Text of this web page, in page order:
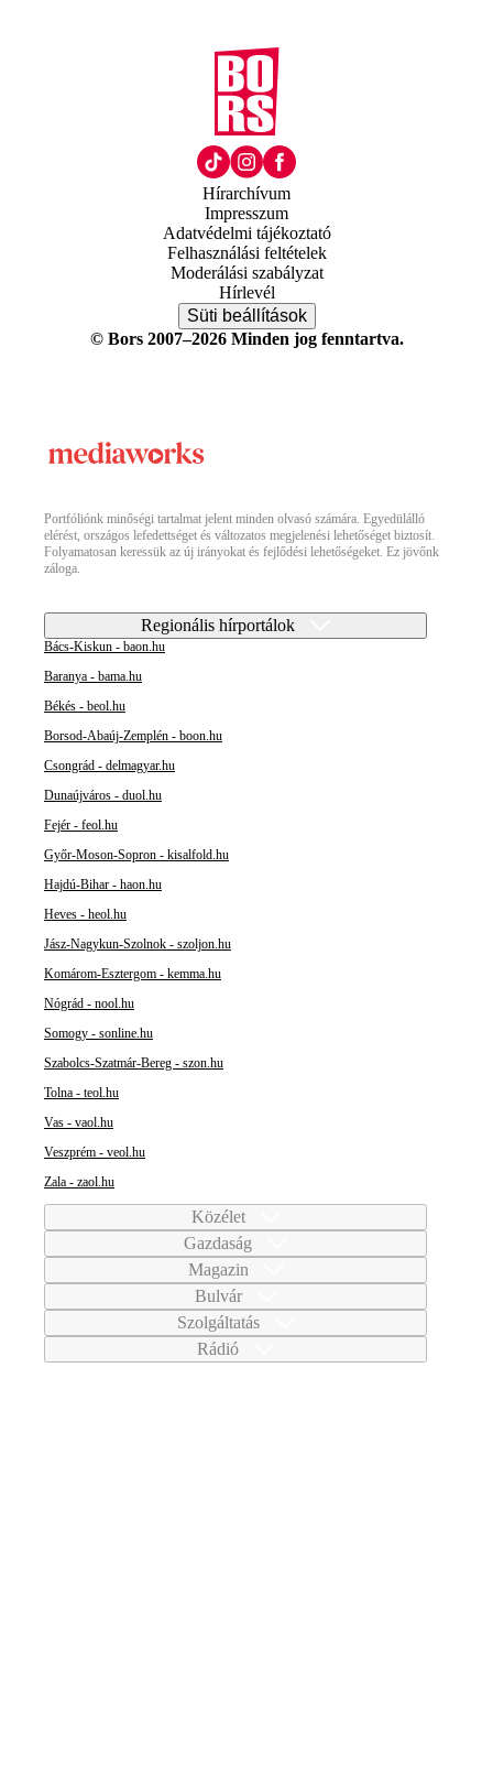
Hírarchívum
Impresszum
Adatvédelmi tájékoztató
Felhasználási feltételek
Moderálási szabályzat
Hírlevél
Süti beállítások
© Bors 2007–2026 Minden jog fenntartva.
Portfóliónk minőségi tartalmat jelent minden olvasó számára. Egyedülálló
elérést, országos lefedettséget és változatos megjelenési lehetőséget biztosít.
Folyamatosan keressük az új irányokat és fejlődési lehetőségeket. Ez jövőnk
záloga.
Regionális hírportálok
Bács-Kiskun - baon.hu
Baranya - bama.hu
Békés - beol.hu
Borsod-Abaúj-Zemplén - boon.hu
Csongrád - delmagyar.hu
Dunaújváros - duol.hu
Fejér - feol.hu
Győr-Moson-Sopron - kisalfold.hu
Hajdú-Bihar - haon.hu
Heves - heol.hu
Jász-Nagykun-Szolnok - szoljon.hu
Komárom-Esztergom - kemma.hu
Nógrád - nool.hu
Somogy - sonline.hu
Szabolcs-Szatmár-Bereg - szon.hu
Tolna - teol.hu
Vas - vaol.hu
Veszprém - veol.hu
Zala - zaol.hu
Közélet
Gazdaság
Magazin
Bulvár
Szolgáltatás
Rádió